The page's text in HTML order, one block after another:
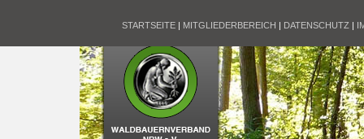
STARTSEITE | MITGLIEDERBEREICH | DATENSCHUTZ |